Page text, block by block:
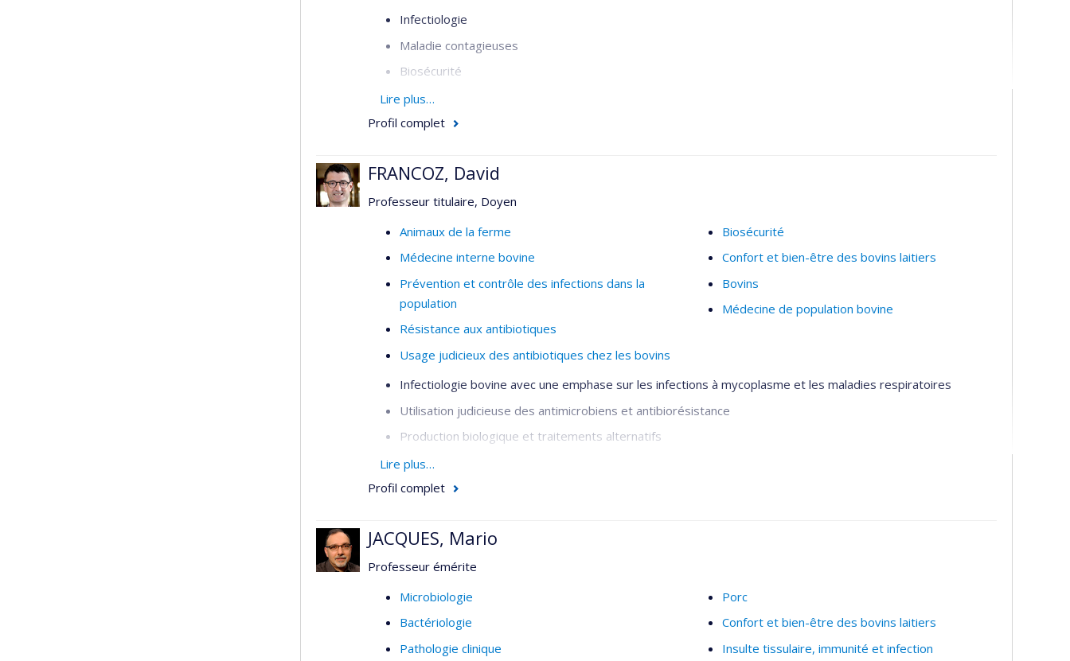
Infectiologie
Maladie contagieuses
Biosécurité
Gastroentérologie
Biochimie clinique
Lire plus…
Profil complet
FRANCOZ, David
Professeur titulaire, Doyen
Animaux de la ferme
Médecine interne bovine
Prévention et contrôle des infections dans la
population
Résistance aux antibiotiques
Usage judicieux des antibiotiques chez les bovins
Biosécurité
Confort et bien-être des bovins laitiers
Bovins
Médecine de population bovine
Infectiologie bovine avec une emphase sur les infections à mycoplasme et les maladies respiratoires
Utilisation judicieuse des antimicrobiens et antibiorésistance
Production biologique et traitements alternatifs
Biosécurité dans les élevages laitiers
Lire plus…
Profil complet
JACQUES, Mario
Professeur émérite
Microbiologie
Bactériologie
Pathologie clinique
Porc
Confort et bien-être des bovins laitiers
Insulte tissulaire, immunité et infection